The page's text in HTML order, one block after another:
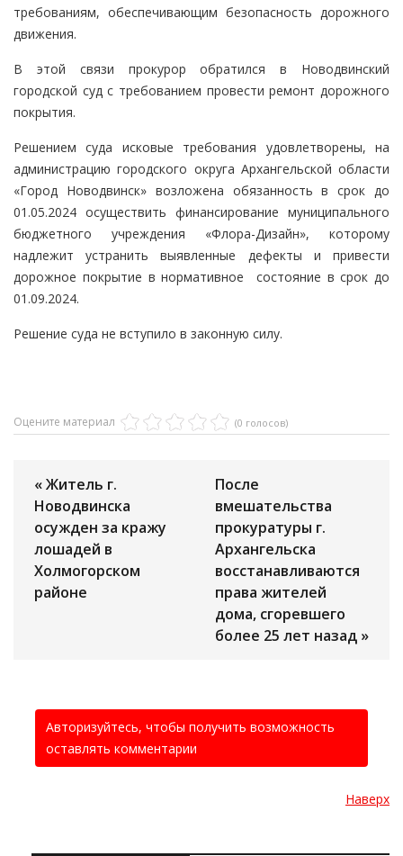
требованиям, обеспечивающим безопасность дорожного
движения.
В этой связи прокурор обратился в Новодвинский
городской суд с требованием провести ремонт дорожного
покрытия.
Решением суда исковые требования удовлетворены, на
администрацию городского округа Архангельской области
«Город Новодвинск» возложена обязанность в срок до
01.05.2024 осуществить финансирование муниципального
бюджетного учреждения «Флора-Дизайн», которому
надлежит устранить выявленные дефекты и привести
дорожное покрытие в нормативное состояние в срок до
01.09.2024.
Решение суда не вступило в законную силу.
Оцените материал (0 голосов)
« Житель г.
Новодвинска
осужден за кражу
лошадей в
Холмогорском
районе
После
вмешательства
прокуратуры г.
Архангельска
восстанавливаются
права жителей
дома, сгоревшего
более 25 лет назад »
Авторизуйтесь, чтобы получить возможность
оставлять комментарии
Наверх